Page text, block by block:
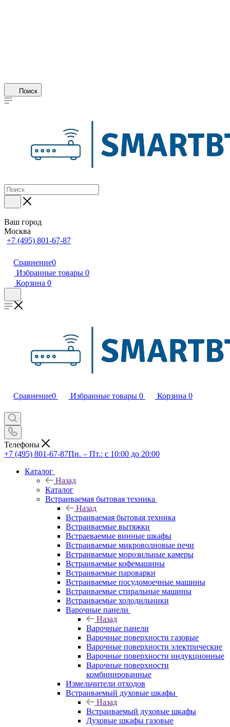
Поиск
Ваш город
Москва
+7 (495) 801-67-87
Сравнение0
Избранные товары 0
Корзина 0
Сравнение0 Избранные товары 0 Корзина 0
Телефоны
+7 (495) 801-67-87Пн. – Пт.: с 10:00 до 20:00
Каталог
Назад
Каталог
Встраиваемая бытовая техника
Назад
Встраиваемая бытовая техника
Встраиваемые вытяжки
Встраеваемые винные шкафы
Встраиваемые микроволновые печи
Встраиваемые морозильные камеры
Встраиваемые кофемашины
Встраиваемые пароварки
Встраиваемые посудомоечные машины
Встраиваемые стиральные машины
Встраиваемые холодильники
Варочные панели
Назад
Варочные панели
Варочные поверхности газовые
Варочные поверхности электрические
Варочные поверхности индукционные
Варочные поверхности
комбинированные
Измельчители отходов
Встраиваемый духовые шкафы
Назад
Встраиваемый духовые шкафы
Духовые шкафы газовые